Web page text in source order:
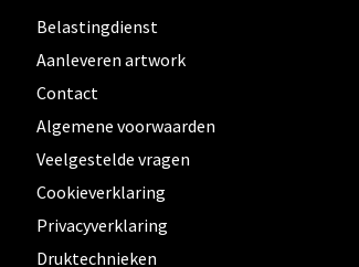
Belastingdienst
Aanleveren artwork
Contact
Algemene voorwaarden
Veelgestelde vragen
Cookieverklaring
Privacyverklaring
Druktechnieken